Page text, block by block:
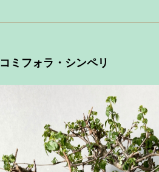
コミフォラ・シンペリ